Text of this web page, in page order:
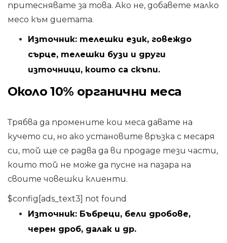
притеснявате за това. Ако не, добавете малко
месо към диетата.
Източник: телешки език, говеждо
сърце, телешки бузи и други
източници, които са скъпи.
Около 10% органични меса
Трябва да промените кои меса давате на
кучето си, но ако установите връзка с месаря ​​
си, той ще се радва да ви продаде тези части,
които той не може да пусне на пазара на
своите човешки клиенти.
$config[ads_text3] not found
Източник: Бъбреци, бели дробове,
черен дроб, далак и др.